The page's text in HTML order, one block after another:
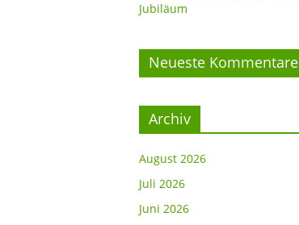
Jubiläum
Neueste Kommentare
Archiv
August 2026
Juli 2026
Juni 2026